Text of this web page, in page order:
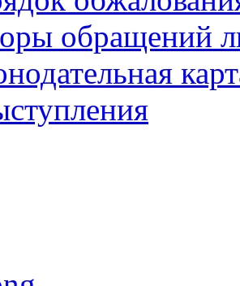
обращений